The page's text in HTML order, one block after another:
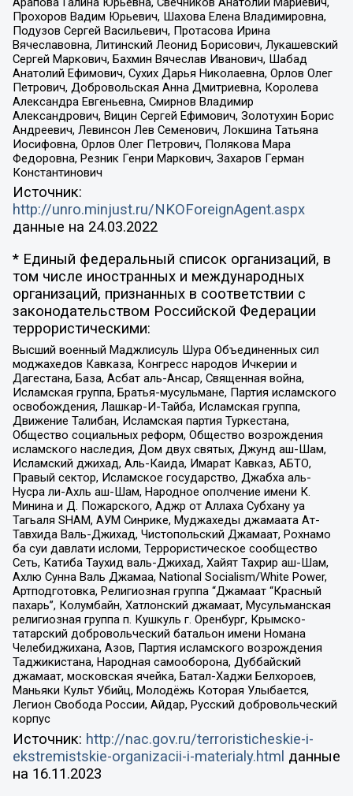
Прохоров Вадим Юрьевич, Шахова Елена Владимировна,
Подузов Сергей Васильевич, Протасова Ирина
Вячеславовна, Литинский Леонид Борисович, Лукашевский
Сергей Маркович, Бахмин Вячеслав Иванович, Шабад
Анатолий Ефимович, Сухих Дарья Николаевна, Орлов Олег
Петрович, Добровольская Анна Дмитриевна, Королева
Александра Евгеньевна, Смирнов Владимир
Александрович, Вицин Сергей Ефимович, Золотухин Борис
Андреевич, Левинсон Лев Семенович, Локшина Татьяна
Иосифовна, Орлов Олег Петрович, Полякова Мара
Федоровна, Резник Генри Маркович, Захаров Герман
Константинович
Источник:
http://unro.minjust.ru/NKOForeignAgent.aspx
данные на 24.03.2022
* Единый федеральный список организаций, в
том числе иностранных и международных
организаций, признанных в соответствии с
законодательством Российской Федерации
террористическими:
Высший военный Маджлисуль Шура Объединенных сил
моджахедов Кавказа, Конгресс народов Ичкерии и
Дагестана, База, Асбат аль-Ансар, Священная война,
Исламская группа, Братья-мусульмане, Партия исламского
освобождения, Лашкар-И-Тайба, Исламская группа,
Движение Талибан, Исламская партия Туркестана,
Общество социальных реформ, Общество возрождения
исламского наследия, Дом двух святых, Джунд аш-Шам,
Исламский джихад, Аль-Каида, Имарат Кавказ, АБТО,
Правый сектор, Исламское государство, Джабха аль-
Нусра ли-Ахль аш-Шам, Народное ополчение имени К.
Минина и Д. Пожарского, Аджр от Аллаха Субхану уа
Тагьаля SHAM, АУМ Синрике, Муджахеды джамаата Ат-
Тавхида Валь-Джихад, Чистопольский Джамаат, Рохнамо
ба суи давлати исломи, Террористическое сообщество
Сеть, Катиба Таухид валь-Джихад, Хайят Тахрир аш-Шам,
Ахлю Сунна Валь Джамаа, National Socialism/White Power,
Артподготовка, Религиозная группа “Джамаат “Красный
пахарь”, Колумбайн, Хатлонский джамаат, Мусульманская
религиозная группа п. Кушкуль г. Оренбург, Крымско-
татарский добровольческий батальон имени Номана
Челебиджихана, Азов, Партия исламского возрождения
Таджикистана, Народная самооборона, Дуббайский
джамаат, московская ячейка, Батал-Хаджи Белхороев,
Маньяки Культ Убийц, Молодёжь Которая Улыбается,
Легион Свобода России, Айдар, Русский добровольческий
корпус
Источник: http://nac.gov.ru/terroristicheskie-i-
ekstremistskie-organizacii-i-materialy.html данные
на 16.11.2023